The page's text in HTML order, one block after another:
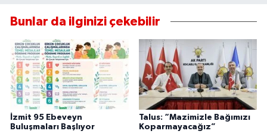
Bunlar da ilginizi çekebilir
İzmit 95 Ebeveyn
Buluşmaları Başlıyor
Talus: “Mazimizle Bağımızı
Koparmayacağız”